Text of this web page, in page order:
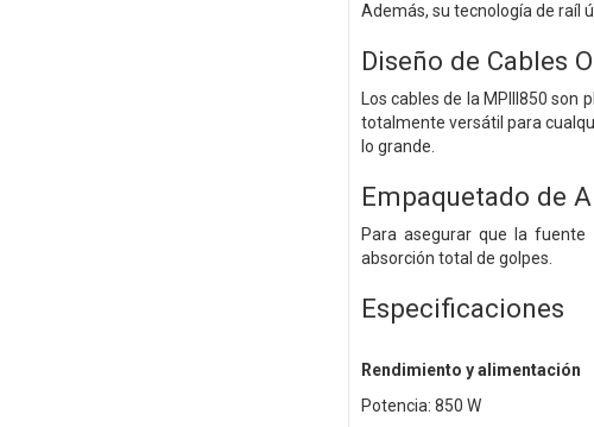
Además, su tecnología de raíl
Diseño de Cables
Los cables de la MPIII850
totalmente versátil para
lo grande.
Empaquetado de
Para asegurar que la
absorción total de golpes.
Especificaciones
Rendimiento y alimentación
Potencia: 850 W